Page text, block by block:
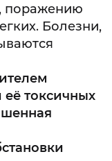
поражению
Болезни,
её токсичных